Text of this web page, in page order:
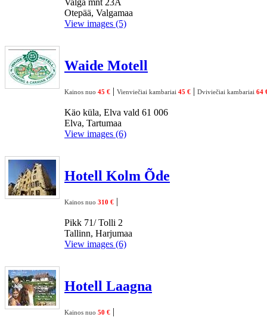
Otepää, Valgamaa
View images (5)
Waide Motell
Kainos nuo 45 € | Vienviečiai kambariai 45 € | Dviviečiai kambariai 64
Käo küla, Elva vald 61 006
Elva, Tartumaa
View images (6)
Hotell Kolm Õde
Kainos nuo 310 € |
Pikk 71/ Tolli 2
Tallinn, Harjumaa
View images (6)
Hotell Laagna
Kainos nuo 50 € |